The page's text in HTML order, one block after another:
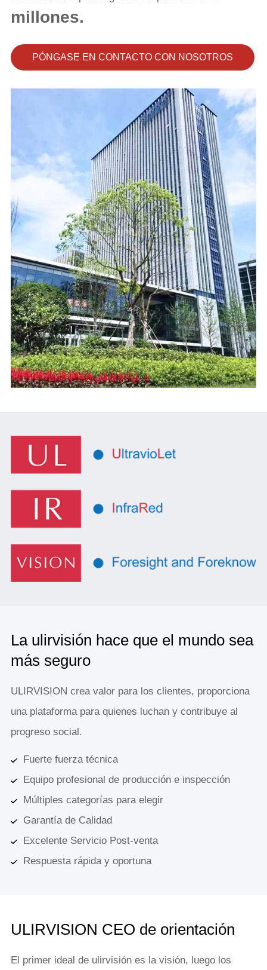
millones.
PÓNGASE EN CONTACTO CON NOSOTROS
La ulirvisión hace que el mundo sea
más seguro
ULIRVISION crea valor para los clientes, proporciona
una plataforma para quienes luchan y contribuye al
progreso social.
Fuerte fuerza técnica
Equipo profesional de producción e inspección
Múltiples categorías para elegir
Garantía de Calidad
Excelente Servicio Post-venta
Respuesta rápida y oportuna
ULIRVISION CEO de orientación
El primer ideal de ulirvisión es la visión, luego los